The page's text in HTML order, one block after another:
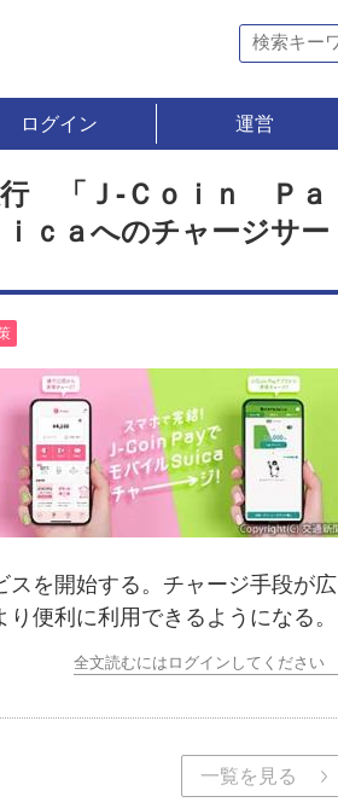
ログイン 運営
行 「Ｊ‐Ｃｏｉｎ Ｐａ
ｃａへのチャージサー
スを開始する。チャージ手段が広
便利に利用できるようになる。
全文読むにはログインしてください
一覧を見る